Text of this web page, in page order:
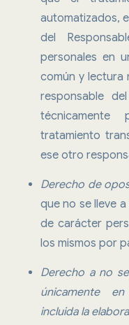
automatizados,
del
personales en
común y lectura
responsable
técnicamente
tratamiento
ese otro
Derecho de
que no se lleve
de carácter
los mismos por
Derecho a no
únicamente
incluida la